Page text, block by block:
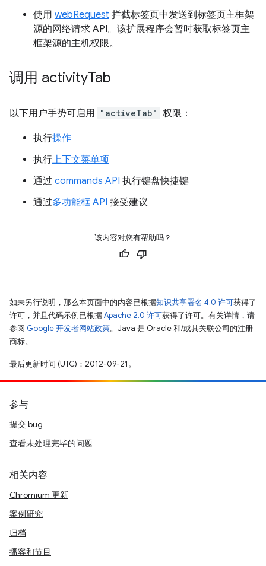
使用 webRequest 拦截标签页中发送到标签页主框架
源的网络请求 API。该扩展程序会暂时获取标签页主
框架源的主机权限。
调用 activityTab
以下用户手势可启用 "activeTab" 权限：
执行操作
执行上下文菜单项
通过 commands API 执行键盘快捷键
通过多功能框 API 接受建议
该内容对您有帮助吗？
如未另行说明，那么本页面中的内容已根据知识共享署名 4.0 许可获得了
许可，并且代码示例已根据Apache 2.0 许可获得了许可。有关详情，请
参阅 Google 开发者网站政策。Java 是 Oracle 和/或其关联公司的注册
商标。
最后更新时间 (UTC)：2012-09-21。
参与
提交 bug
查看未处理完毕的问题
相关内容
Chromium 更新
案例研究
归档
播客和节目